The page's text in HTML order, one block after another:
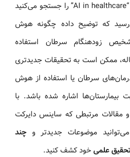
علاقه دارید. عبارت “AI in healthcare” را جستجو می‌کنید
که توضیح داده چگونه هوش
زودهنگام سرطان استفاده
ممکن است به تحقیقات جدیدتری
سرطان یا استفاده از هوش
بیمارستان‌ها اشاره شده باشد. با
و مقالات مرتبطی که ساینس دایرکت
موضوعات جدیدتر و چند
علمیخود کشف کنید.